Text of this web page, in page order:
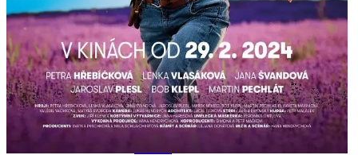
Ekonomika obchod a doprava
Banskobystrický kraj
Tipy
Výlet
Turistika
Cyklistika
Hrady
Podujatia
Výstava